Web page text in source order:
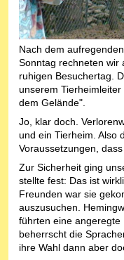
Nach dem
Sonntag rechneten wir
ruhigen Besuchertag.
unserem
dem Gelände".
Jo, klar doch.
und ein Tierheim. Also
Voraussetzungen,
Zur Sicherheit ging
stellte fest: Das ist
Freunden war sie
auszusuchen.
führten eine angeregte
beherrscht die
ihre Wahl dann aber